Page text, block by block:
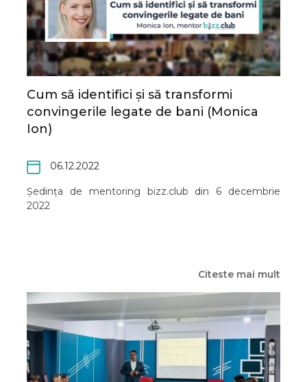
Cum să identifici și să transformi
convingerile legate de bani (Monica
Ion)
06.12.2022
Ședința de mentoring bizz.club din 6 decembrie
2022
Citeste mai mult